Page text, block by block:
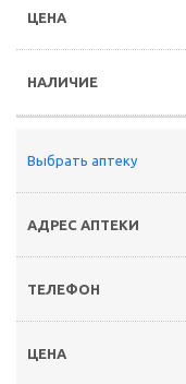
Выбрать аптеку